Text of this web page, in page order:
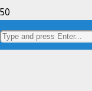
ecopipette